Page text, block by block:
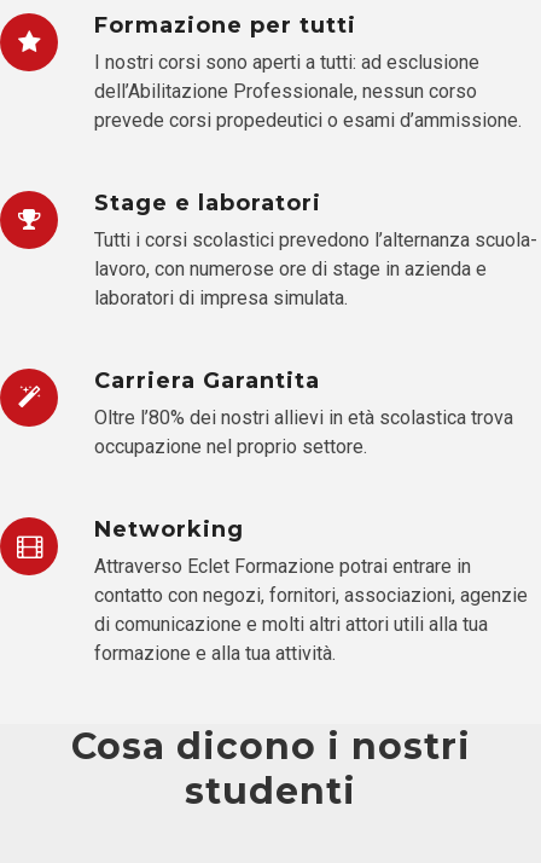
Formazione per tutti
I nostri corsi sono aperti a tutti: ad esclusione
dell’Abilitazione Professionale, nessun corso
prevede corsi propedeutici o esami d’ammissione.
Stage e laboratori
Tutti i corsi scolastici prevedono l’alternanza scuola-
lavoro, con numerose ore di stage in azienda e
laboratori di impresa simulata.
Carriera Garantita
Oltre l’80% dei nostri allievi in età scolastica trova
occupazione nel proprio settore.
Networking
Attraverso Eclet Formazione potrai entrare in
contatto con negozi, fornitori, associazioni, agenzie
di comunicazione e molti altri attori utili alla tua
formazione e alla tua attività.
Cosa dicono i nostri
studenti